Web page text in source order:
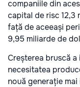
companiile din
capital de risc 12,3
față de aceeași
9,95 miliarde de
Creșterea bruscă
necesitatea
nouă generație